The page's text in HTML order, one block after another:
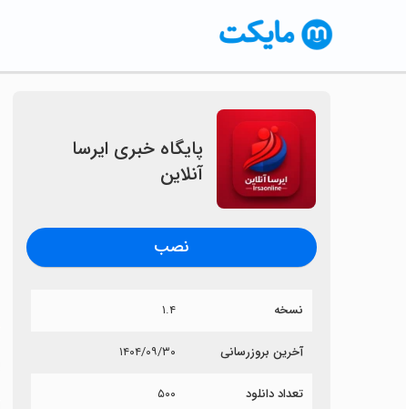
‏‏‏پایگاه خبری ایرسا
آنلاین
نصب
نسخه ۱.۴
آخرین بروزرسانی ۱۴۰۴/۰۹/۳۰
تعداد دانلود ۵۰۰